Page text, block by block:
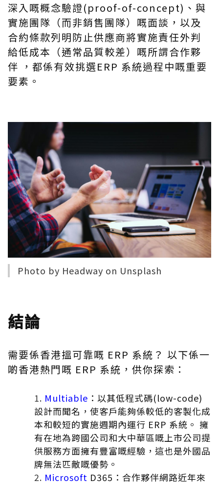
深入嘅概念驗證(proof-of-concept)、與
實施團隊（而非銷售團隊） 嘅面談，以及
合約條款列明防止供應商將實施責任外判
給低成本（通常品質較差） 嘅所謂合作夥
伴 ，都係有效挑選ERP 系統過程中嘅重要
要素。
Photo by Headway on Unsplash
結論
需要係香港搵可靠嘅 ERP 系統？ 以下係一
啲香港熱門嘅 ERP 系統，供你探索：
Multiable ：以其低程式碼(low-code)
設計而聞名，使客戶能夠係較低的客製化成
本和較短的實施週期內運行 ERP 系統。 擁
有在地為跨國公司和大中華區嘅上市公司提
供服務方面擁有豐富嘅經驗，這也是外國品
牌無法匹敵嘅優勢。
Microsoft D365：合作夥伴網路近年來